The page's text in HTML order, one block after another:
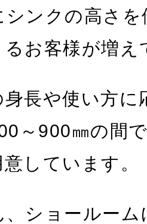
シンクの高さ
るお客様が増え
身長や使い方に
～900㎜の間
しています。
、ショールー